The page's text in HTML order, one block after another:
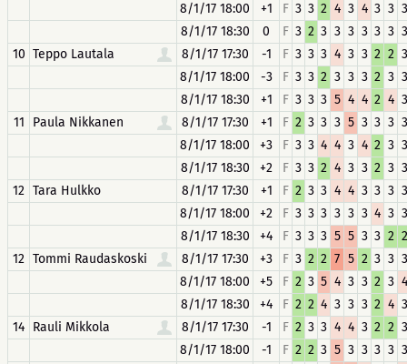
8/1/17 18:00
+1 F 3 3 2 4 3 4 3 3 3
8/1/17 18:30
0 F 3 2 3 3 3 3 3 3 3
10 Teppo Lautala 8/1/17 17:30 -1 F 3 3 3 4 3 3 2 2 3
8/1/17 18:00
-3 F 3 3 2 3 3 3 2 3 3
8/1/17 18:30
+1 F 3 3 3 5 4 4 2 4 3
11
Paula Nikkanen 8/1/17 17:30 +1 F 2 3 3 3 5 3 3 3 3
8/1/17 18:00
+3 F 3 3 4 4 3 4 2 3 3
8/1/17 18:30
+2 F 3 3 2 4 3 3 2 3 3
12 Tara Hulkko 8/1/17 17:30 +1 F 2 3 3 4 4 3 3 3 3
8/1/17 18:00
+2 F 3 3 3 3 3 3 4 3 3
8/1/17 18:30
+4 F 3 3 3 5 5 3 3 2 2
12 Tommi Raudaskoski 8/1/17 17:30 +3 F 3 2 2 7 5 2 3 3 3
8/1/17 18:00
+5 F 2 3 5 4 3 3 2 3 4
8/1/17 18:30
+4 F 2 2 4 3 3 3 2 4 3
14 Rauli Mikkola 8/1/17 17:30 -1 F 2 3 3 4 4 3 2 2 3
8/1/17 18:00
-1 F 2 2 3 5 3 3 3 3 3